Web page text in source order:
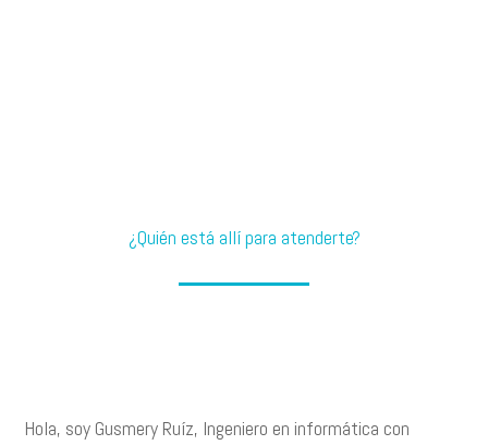
¿Quién está allí para atenderte?
Hola, soy Gusmery Ruíz, Ingeniero en informática con